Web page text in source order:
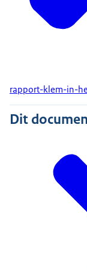
rapport-klem-in-
Dit